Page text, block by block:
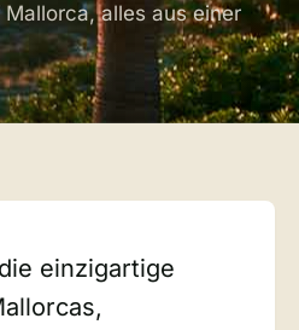
alles aus einer
einzigartige